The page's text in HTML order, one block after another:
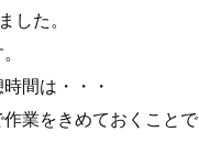
した。
間は・・・
業をきめておくことで